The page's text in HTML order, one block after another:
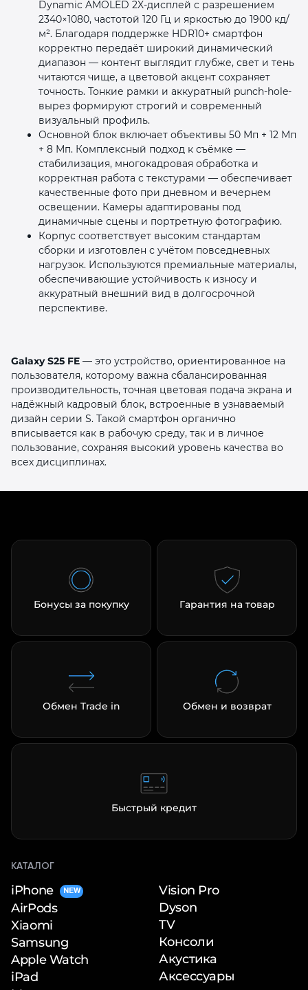
Dynamic AMOLED 2X-дисплей с разрешением
2340×1080, частотой 120 Гц и яркостью до 1900 кд/
м². Благодаря поддержке HDR10+ смартфон
корректно передаёт широкий динамический
диапазон — контент выглядит глубже, свет и тень
читаются чище, а цветовой акцент сохраняет
точность. Тонкие рамки и аккуратный punch-hole-
вырез формируют строгий и современный
визуальный профиль.
Основной блок включает объективы 50 Мп + 12 Мп
+ 8 Мп. Комплексный подход к съёмке —
стабилизация, многокадровая обработка и
корректная работа с текстурами — обеспечивает
качественные фото при дневном и вечернем
освещении. Камеры адаптированы под
динамичные сцены и портретную фотографию.
Корпус соответствует высоким стандартам
сборки и изготовлен с учётом повседневных
нагрузок. Используются премиальные материалы,
обеспечивающие устойчивость к износу и
аккуратный внешний вид в долгосрочной
перспективе.
Galaxy S25 FE — это устройство, ориентированное на
пользователя, которому важна сбалансированная
производительность, точная цветовая подача экрана и
надёжный кадровый блок, встроенные в узнаваемый
дизайн серии S. Такой смартфон органично
вписывается как в рабочую среду, так и в личное
пользование, сохраняя высокий уровень качества во
всех дисциплинах.
Бонусы за покупку Гарантия на товар
Обмен Trade in Обмен и возврат
Быстрый кредит
КАТАЛОГ
iPhone NEW
AirPods
Xiaomi
Samsung
Apple Watch
iPad
Vision Pro
Dyson
TV
Консоли
Акустика
Аксессуары